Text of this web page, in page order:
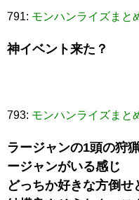
791: モンハンライズまと
神イベント来た？
793: モンハンライズまと
ラージャンの1頭の狩
ージャンがいる感じ
どっちか好きな方倒せ